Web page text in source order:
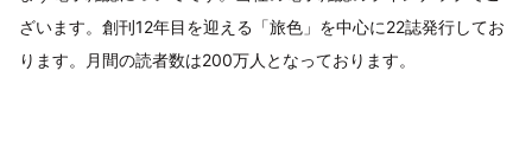
ざいます。創刊12年目を迎える「旅色」を中心に22誌発行してお
ります。月間の読者数は200万人となっております。